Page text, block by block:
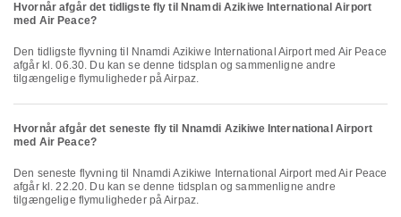
Hvornår afgår det tidligste fly til Nnamdi Azikiwe International Airport
med Air Peace?
Den tidligste flyvning til Nnamdi Azikiwe International Airport med Air Peace
afgår kl. 06.30. Du kan se denne tidsplan og sammenligne andre
tilgængelige flymuligheder på Airpaz.
Hvornår afgår det seneste fly til Nnamdi Azikiwe International Airport
med Air Peace?
Den seneste flyvning til Nnamdi Azikiwe International Airport med Air Peace
afgår kl. 22.20. Du kan se denne tidsplan og sammenligne andre
tilgængelige flymuligheder på Airpaz.